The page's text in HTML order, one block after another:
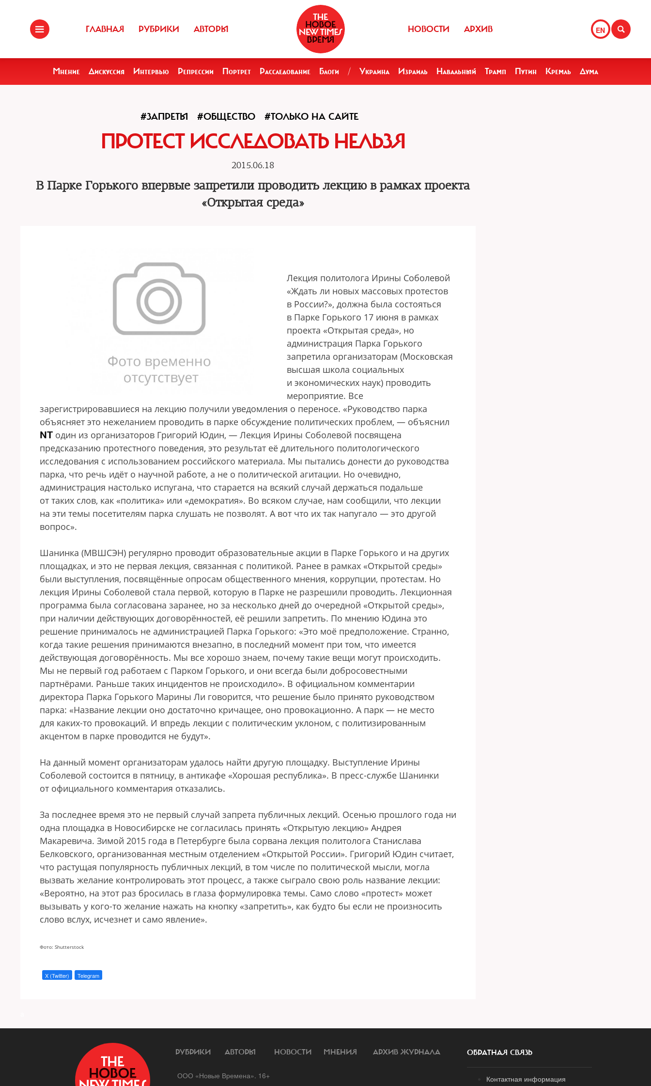
ГЛАВНАЯ РУБРИКИ АВТОРЫ EN
НОВОСТИ АРХИВ
Мнение Дискуссия Интервью Репрессии Портрет Расследование Блоги / Украина Израиль Навальный Трамп Путин Кремль Дума
#ЗАПРЕТЫ #ОБЩЕСТВО #ТОЛЬКО НА САЙТЕ
ПРОТЕСТ ИССЛЕДОВАТЬ НЕЛЬЗЯ
2015.06.18
В Парке Горького впервые запретили проводить лекцию в рамках проекта
«Открытая среда»
Лекция политолога Ирины Соболевой
«Ждать ли новых массовых протестов
в России?», должна была состояться
в Парке Горького 17 июня в рамках
проекта «Открытая среда», но
администрация Парка Горького
запретила организаторам (Московская
высшая школа социальных
и экономических наук) проводить
мероприятие. Все
зарегистрировавшиеся на лекцию получили уведомления о переносе. «Руководство парка
объясняет это нежеланием проводить в парке обсуждение политических проблем, — объяснил
NT один из организаторов Григорий Юдин, — Лекция Ирины Соболевой посвящена
предсказанию протестного поведения, это результат её длительного политологического
исследования с использованием российского материала. Мы пытались донести до руководства
парка, что речь идёт о научной работе, а не о политической агитации. Но очевидно,
администрация настолько испугана, что старается на всякий случай держаться подальше
от таких слов, как «политика» или «демократия». Во всяком случае, нам сообщили, что лекции
на эти темы посетителям парка слушать не позволят. А вот что их так напугало — это другой
вопрос».
Шанинка (МВШСЭН) регулярно проводит образовательные акции в Парке Горького и на других
площадках, и это не первая лекция, связанная с политикой. Ранее в рамках «Открытой среды»
были выступления, посвящённые опросам общественного мнения, коррупции, протестам. Но
лекция Ирины Соболевой стала первой, которую в Парке не разрешили проводить. Лекционная
программа была согласована заранее, но за несколько дней до очередной «Открытой среды»,
при наличии действующих договорённостей, её решили запретить. По мнению Юдина это
решение принималось не администрацией Парка Горького: «Это моё предположение. Странно,
когда такие решения принимаются внезапно, в последний момент при том, что имеется
действующая договорённость. Мы все хорошо знаем, почему такие вещи могут происходить.
Мы не первый год работаем с Парком Горького, и они всегда были добросовестными
партнёрами. Раньше таких инцидентов не происходило». В официальном комментарии
директора Парка Горького Марины Ли говорится, что решение было принято руководством
парка: «Название лекции оно достаточно кричащее, оно провокационно. А парк — не место
для каких-то провокаций. И впредь лекции с политическим уклоном, с политизированным
акцентом в парке проводится не будут».
На данный момент организаторам удалось найти другую площадку. Выступление Ирины
Соболевой состоится в пятницу, в антикафе «Хорошая республика». В пресс-службе Шанинки
от официального комментария отказались.
За последнее время это не первый случай запрета публичных лекций. Осенью прошлого года ни
одна площадка в Новосибирске не согласилась принять «Открытую лекцию» Андрея
Макаревича. Зимой 2015 года в Петербурге была сорвана лекция политолога Станислава
Белковского, организованная местным отделением «Открытой России». Григорий Юдин считает,
что растущая популярность публичных лекций, в том числе по политической мысли, могла
вызвать желание контролировать этот процесс, а также сыграло свою роль название лекции:
«Вероятно, на этот раз бросилась в глаза формулировка темы. Само слово «протест» может
вызывать у кого-то желание нажать на кнопку «запретить», как будто бы если не произносить
слово вслух, исчезнет и само явление».
Фото: Shutterstock
X (Twitter) Telegram
РУБРИКИ АВТОРЫ НОВОСТИ МНЕНИЯ АРХИВ ЖУРНАЛА
ООО «Новые Времена». 16+
ОБРАТНАЯ СВЯЗЬ
Контактная информация